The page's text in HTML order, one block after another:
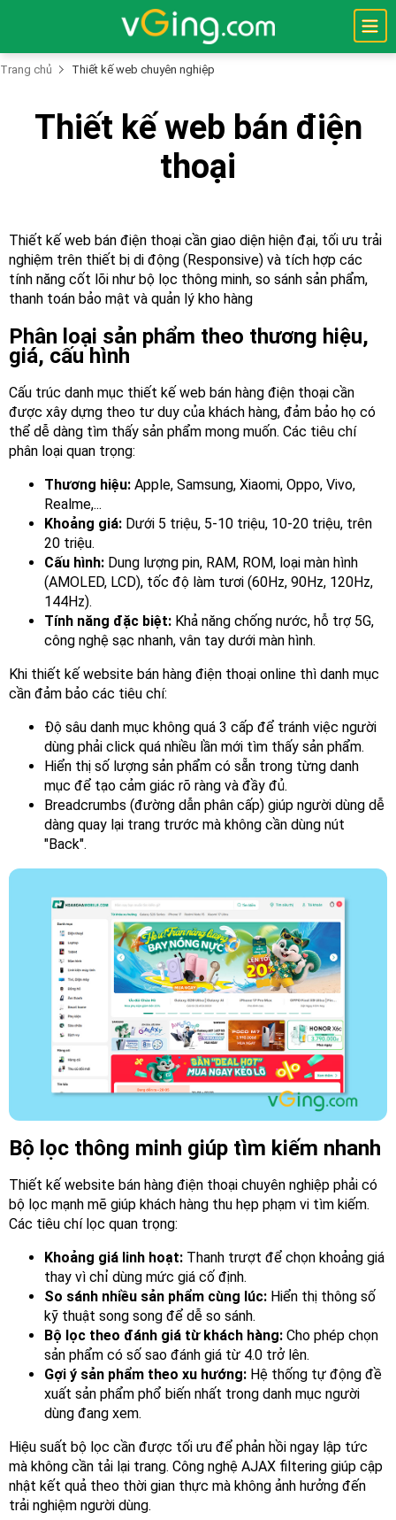
Trang
Tên
Miền
Hostings
Chủ
Bảo
Mật
SSL
Mail
Google
Website
Khách
hàng
Tuyển
Trang chủ Thiết kế web chuyên nghiệp
Thiết kế web bán điện
thoại
Thiết kế web bán điện thoại cần giao diện hiện đại, tối ưu trải
nghiệm trên thiết bị di động (Responsive) và tích hợp các
tính năng cốt lõi như bộ lọc thông minh, so sánh sản phẩm,
thanh toán bảo mật và quản lý kho hàng
Phân loại sản phẩm theo thương hiệu,
giá, cấu hình
Cấu trúc danh mục thiết kế web bán hàng điện thoại cần
được xây dựng theo tư duy của khách hàng, đảm bảo họ có
thể dễ dàng tìm thấy sản phẩm mong muốn. Các tiêu chí
phân loại quan trọng:
Thương hiệu: Apple, Samsung, Xiaomi, Oppo, Vivo,
Realme,...
Khoảng giá: Dưới 5 triệu, 5-10 triệu, 10-20 triệu, trên
20 triệu.
Cấu hình: Dung lượng pin, RAM, ROM, loại màn hình
(AMOLED, LCD), tốc độ làm tươi (60Hz, 90Hz, 120Hz,
144Hz).
Tính năng đặc biệt: Khả năng chống nước, hỗ trợ 5G,
công nghệ sạc nhanh, vân tay dưới màn hình.
Khi thiết kế website bán hàng điện thoại online thì danh mục
cần đảm bảo các tiêu chí:
Độ sâu danh mục không quá 3 cấp để tránh việc người
dùng phải click quá nhiều lần mới tìm thấy sản phẩm.
Hiển thị số lượng sản phẩm có sẵn trong từng danh
mục để tạo cảm giác rõ ràng và đầy đủ.
Breadcrumbs (đường dẫn phân cấp) giúp người dùng dễ
dàng quay lại trang trước mà không cần dùng nút
"Back".
Bộ lọc thông minh giúp tìm kiếm nhanh
Thiết kế website bán hàng điện thoại chuyên nghiệp phải có
bộ lọc mạnh mẽ giúp khách hàng thu hẹp phạm vi tìm kiếm.
Các tiêu chí lọc quan trọng:
Khoảng giá linh hoạt: Thanh trượt để chọn khoảng giá
thay vì chỉ dùng mức giá cố định.
So sánh nhiều sản phẩm cùng lúc: Hiển thị thông số
kỹ thuật song song để dễ so sánh.
Bộ lọc theo đánh giá từ khách hàng: Cho phép chọn
sản phẩm có số sao đánh giá từ 4.0 trở lên.
Gợi ý sản phẩm theo xu hướng: Hệ thống tự động đề
xuất sản phẩm phổ biến nhất trong danh mục người
dùng đang xem.
Hiệu suất bộ lọc cần được tối ưu để phản hồi ngay lập tức
mà không cần tải lại trang. Công nghệ AJAX filtering giúp cập
nhật kết quả theo thời gian thực mà không ảnh hưởng đến
trải nghiệm người dùng.